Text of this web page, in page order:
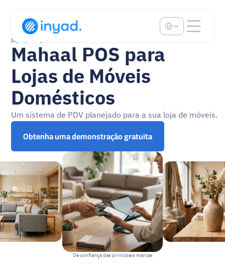
Inyad para lojas de móveis residenciais
Mahaal POS para
Lojas de Móveis
Domésticos
Um sistema de PDV planejado para a sua loja de móveis.
Obtenha uma demonstração gratuita
De confiança das principais marcas
Select Language